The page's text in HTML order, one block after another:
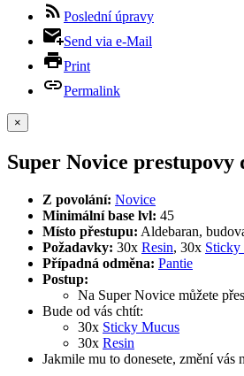
Poslední úpravy
Send via e-Mail
Print
Permalink
×
Super Novice prestupovy
Z povolání: Novice
Minimální base lvl: 45
Místo přestupu: Aldebaran,
Požadavky: 30x Resin, 30x Sticky
Případná odměna: Pantie
Postup:
Na Super Novice můžete
Bude od vás chtít:
30x Sticky Mucus
30x Resin
Jakmile mu to donesete, změní vás